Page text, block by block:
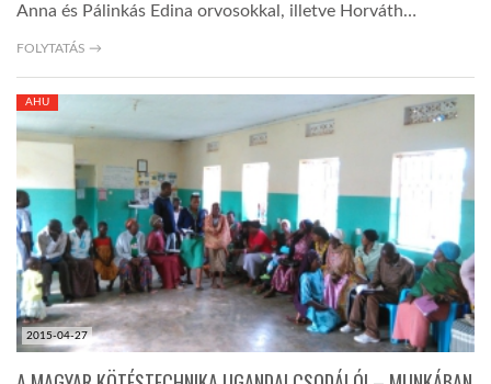
Anna és Pálinkás Edina orvosokkal, illetve Horváth…
FOLYTATÁS →
2015-04-27
AHU